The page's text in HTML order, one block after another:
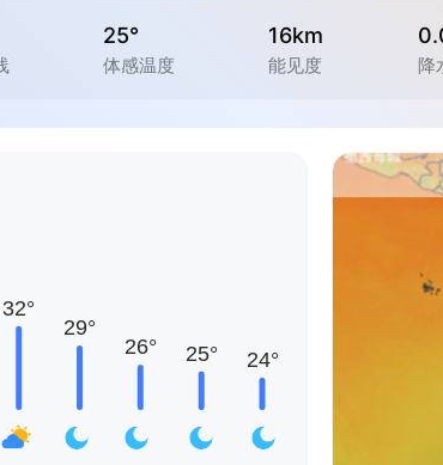
25°
体感温度
16km
能见度 降